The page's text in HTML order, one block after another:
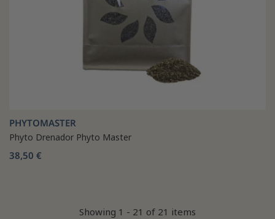
PHYTOMASTER
Phyto Drenador Phyto Master
38,50 €
Showing 1 - 21 of 21 items